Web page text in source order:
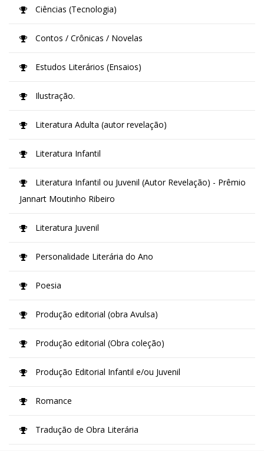
Ciências (Tecnologia)
Contos / Crônicas / Novelas
Estudos Literários (Ensaios)
Ilustração.
Literatura Adulta (autor revelação)
Literatura Infantil
Literatura Infantil ou Juvenil (Autor Revelação) - Prêmio
Jannart Moutinho Ribeiro
Literatura Juvenil
Personalidade Literária do Ano
Poesia
Produção editorial (obra Avulsa)
Produção editorial (Obra coleção)
Produção Editorial Infantil e/ou Juvenil
Romance
Tradução de Obra Literária